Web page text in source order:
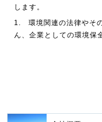
します。
1. 環境関連の法律やそ
ん、企業としての環境保